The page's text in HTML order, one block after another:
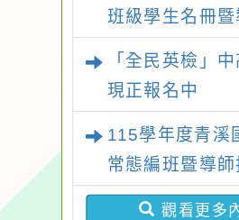
班級學生名冊
「全民英檢」
現正報名中
115學年度青溪
常態編班暨導
觀看更多